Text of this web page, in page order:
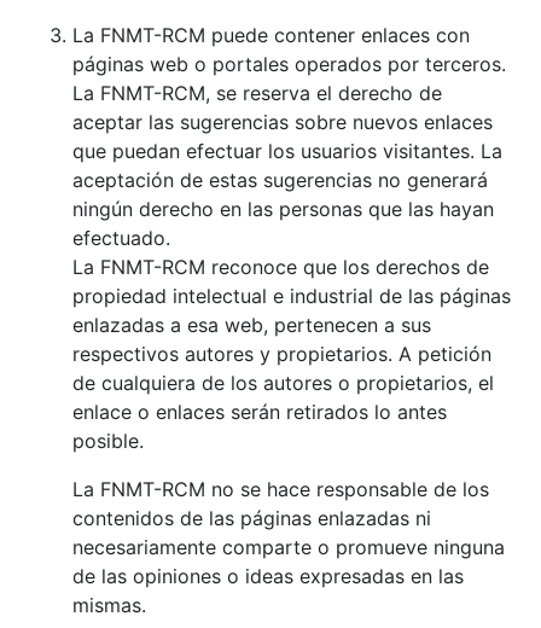
La FNMT-RCM puede contener enlaces con
páginas web o portales operados por terceros.
La FNMT-RCM, se reserva el derecho de
aceptar las sugerencias sobre nuevos enlaces
que puedan efectuar los usuarios visitantes. La
aceptación de estas sugerencias no generará
ningún derecho en las personas que las hayan
efectuado.
La FNMT-RCM reconoce que los derechos de
propiedad intelectual e industrial de las páginas
enlazadas a esa web, pertenecen a sus
respectivos autores y propietarios. A petición
de cualquiera de los autores o propietarios, el
enlace o enlaces serán retirados lo antes
posible.
La FNMT-RCM no se hace responsable de los
contenidos de las páginas enlazadas ni
necesariamente comparte o promueve ninguna
de las opiniones o ideas expresadas en las
mismas.